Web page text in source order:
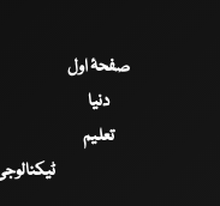
صفحۂ اول
دنیا
تعلیم